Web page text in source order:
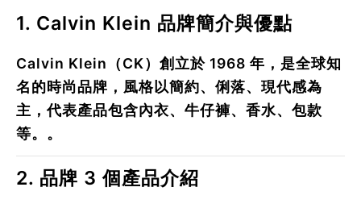
最新公告
1. Calvin Klein 品牌簡介與優點
Calvin Klein（CK）創立於 1968 年，是全球知
名的時尚品牌，風格以簡約、俐落、現代感為
主，代表產品包含內衣、牛仔褲、香水、包款
等。。
2. 品牌 3 個產品介紹